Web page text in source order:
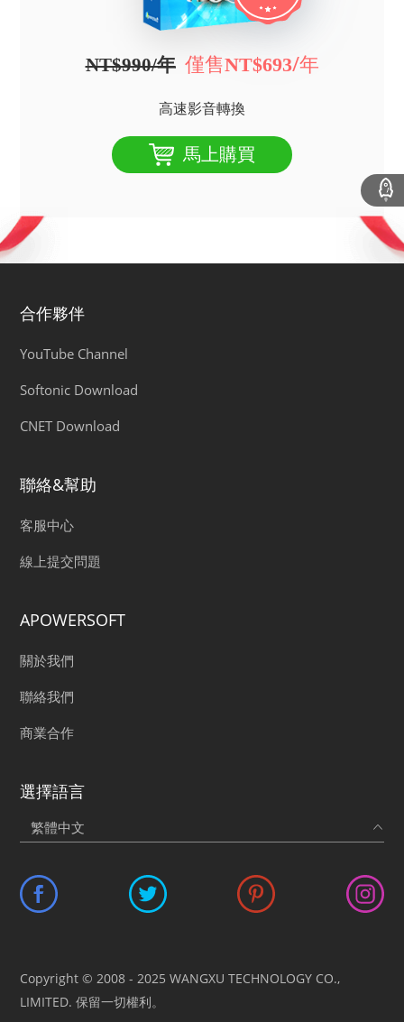
NT$990/年 僅售NT$693/年
高速影音轉換
馬上購買
合作夥伴
YouTube Channel
Softonic Download
CNET Download
聯絡&幫助
客服中心
線上提交問題
APOWERSOFT
關於我們
聯絡我們
商業合作
選擇語言
Copyright © 2008 - 2025 WANGXU TECHNOLOGY CO.,
LIMITED. 保留一切權利。